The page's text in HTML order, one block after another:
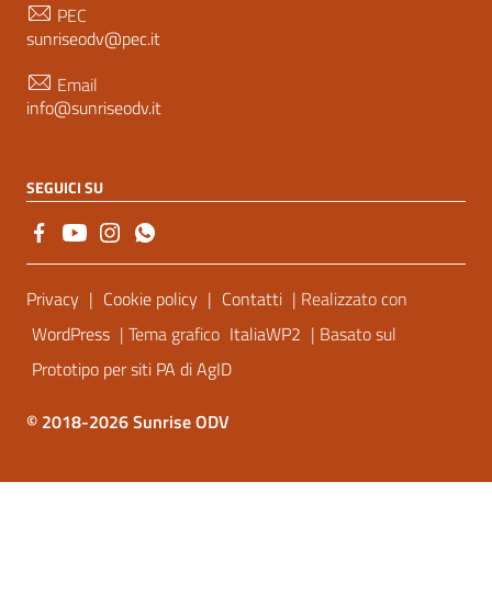
PEC
sunriseodv@pec.it
Email
info@sunriseodv.it
SEGUICI SU
Sezione Link Utili
Privacy | Cookie policy | Contatti | Realizzato con
WordPress | Tema grafico ItaliaWP2 | Basato sul
Prototipo per siti PA di AgID
© 2018-2026 Sunrise ODV